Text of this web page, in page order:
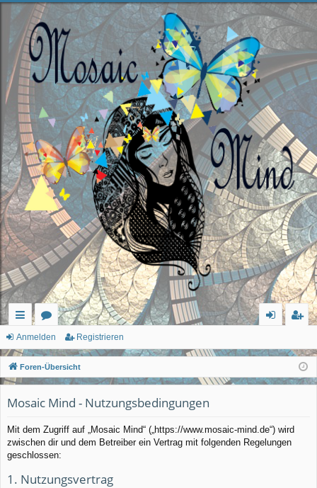
ch
ne
llz
ug
rif
f
or
en
m
el
n
ist
rie
Anmelden Registrieren
Foren-Übersicht
Mosaic Mind - Nutzungsbedingungen
Mit dem Zugriff auf „Mosaic Mind“ („https://www.mosaic-mind.de“) wird
zwischen dir und dem Betreiber ein Vertrag mit folgenden Regelungen
geschlossen:
1. Nutzungsvertrag